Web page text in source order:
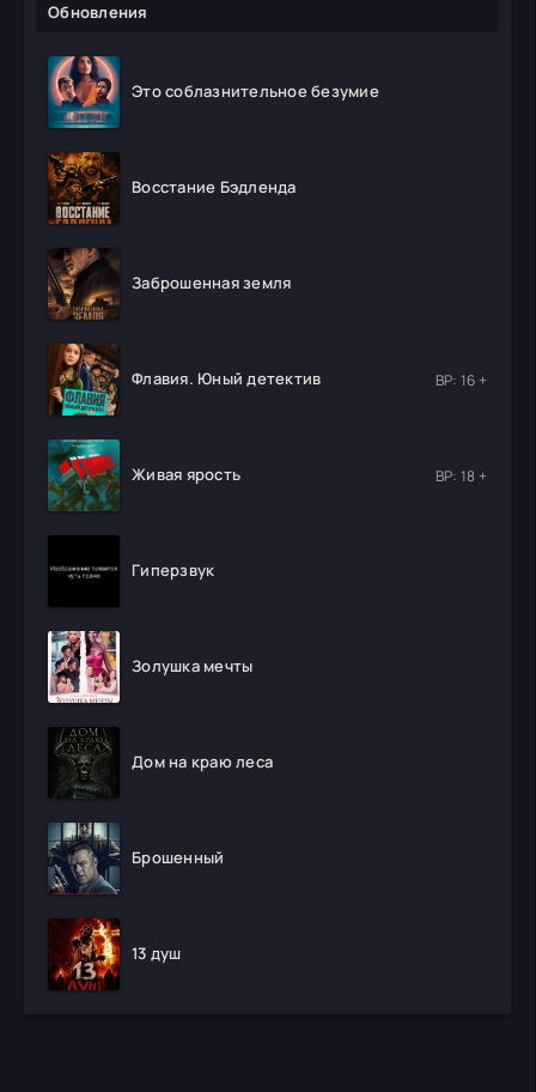
Обновления
Это соблазнительное безумие
Восстание Бэдленда
Заброшенная земля
Флавия. Юный детектив ВР: 16 +
Живая ярость ВР: 18 +
Гиперзвук
Золушка мечты
Дом на краю леса
Брошенный
13 душ